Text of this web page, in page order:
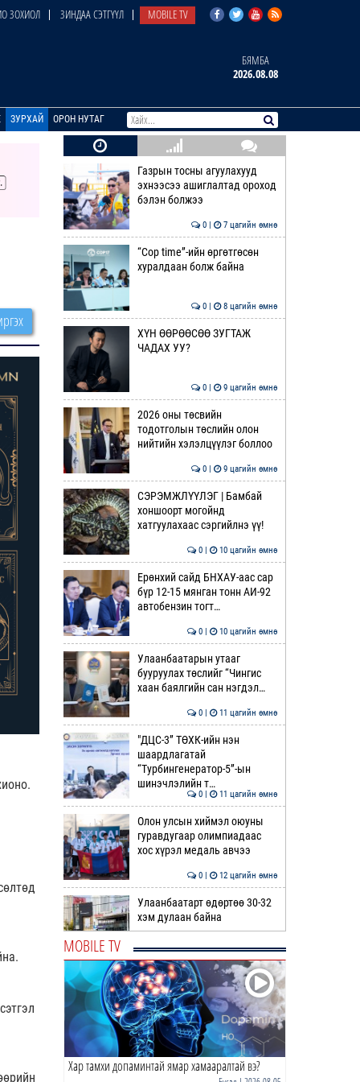
ЗОХИОЛ ЗИНДАА СЭТГҮҮЛ MOBILE TV
БЯМБА
2026.08.08
ЗУРХАЙ ОРОН НУТАГ
Газрын тосны агуулахууд
эхнээсээ ашиглалтад ороход
бэлэн болжээ
0 | 7 цагийн өмнө
“Cop time”-ийн өргөтгөсөн
хуралдаан болж байна
0 | 8 цагийн өмнө
ХҮН ӨӨРӨӨСӨӨ ЗУГТАЖ
ЧАДАХ УУ?
0 | 9 цагийн өмнө
2026 оны төсвийн
тодотголын төслийн олон
нийтийн хэлэлцүүлэг боллоо
0 | 9 цагийн өмнө
СЭРЭМЖЛҮҮЛЭГ | Бамбай
хоншоорт могойнд
хатгуулахаас сэргийлнэ үү!
0 | 10 цагийн өмнө
Ерөнхий сайд БНХАУ-аас сар
бүр 12-15 мянган тонн АИ-92
автобензин тогт…
0 | 10 цагийн өмнө
Улаанбаатарын утааг
бууруулах төслийг “Чингис
хаан баялгийн сан нэгдэл…
0 | 11 цагийн өмнө
"ДЦС-3” ТӨХК-ийн нэн
шаардлагатай
“Турбингенератор-5”-ын
шинэчлэлийн т…
0 | 11 цагийн өмнө
Олон улсын хиймэл оюуны
гуравдугаар олимпиадаас
хос хүрэл медаль авчээ
0 | 12 цагийн өмнө
Улаанбаатарт өдөртөө 30-32
хэм дулаан байна
ДОРНЫН ЗУРХАЙ | Морь,
нохой жилтнээ аливаа үйлийг
хийхэд эерэг сайн
0 | 12 цагийн өмнө
ӨГЛӨӨНИЙ МЭНД!
MOBILE TV
Хар тамхи допаминтай ямар хамааралтай вэ?